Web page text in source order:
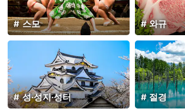
스모 와규
성·성지·성터 절경